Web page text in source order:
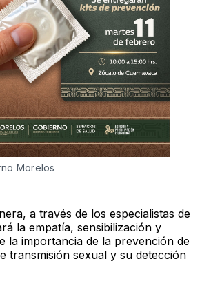
Morelos
a través de los especialistas de
la empatía, sensibilización y
la importancia de la prevención de
transmisión sexual y su detección